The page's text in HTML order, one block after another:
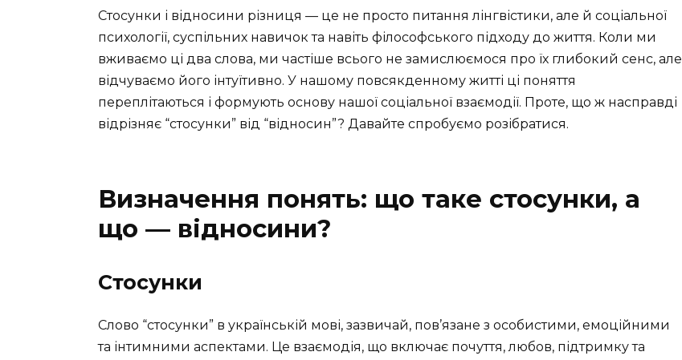
Стосунки і відносини різниця — це не просто питання лінгвістики, але й соціальної
психології, суспільних навичок та навіть філософського підходу до життя. Коли ми
вживаємо ці два слова, ми частіше всього не замислюємося про їх глибокий сенс, але
відчуваємо його інтуїтивно. У нашому повсякденному житті ці поняття
переплітаються і формують основу нашої соціальної взаємодії. Проте, що ж насправді
відрізняє “стосунки” від “відносин”? Давайте спробуємо розібратися.
Визначення понять: що таке стосунки, а
що — відносини?
Стосунки
Слово “стосунки” в українській мові, зазвичай, пов’язане з особистими, емоційними
та інтимними аспектами. Це взаємодія, що включає почуття, любов, підтримку та